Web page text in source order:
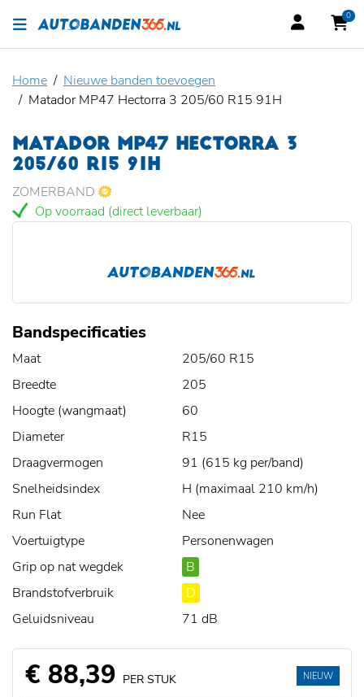
0
Home
Nieuwe banden toevoegen
Matador MP47 Hectorra 3 205/60 R15 91H
MATADOR MP47 HECTORRA 3
205/60 R15 91H
ZOMERBAND
Op voorraad (direct leverbaar)
Bandspecificaties
Maat
205/60 R15
Breedte
205
Hoogte (wangmaat)
60
Diameter
R15
Draagvermogen
91 (615 kg per/band)
Snelheidsindex
H (maximaal 210 km/h)
Run Flat
Nee
Voertuigtype
Personenwagen
Grip op nat wegdek
B
Brandstofverbruik
D
Geluidsniveau
71 dB
€ 88,39 PER STUK NIEUW